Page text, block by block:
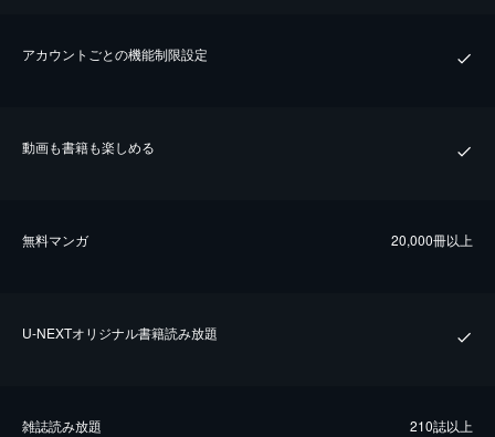
アカウントごとの機能制限設定
動画も書籍も楽しめる
無料マンガ 20,000冊以上
U-NEXTオリジナル書籍読み放題
雑誌読み放題 210誌以上